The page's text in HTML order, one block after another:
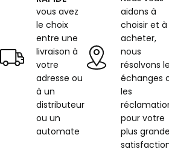
vous avez
le choix
entre une
livraison à
votre
adresse ou
à un
distributeur
ou un
automate
aidons à
choisir et à
acheter,
nous
résolvons
échanges
les
pour votre
plus